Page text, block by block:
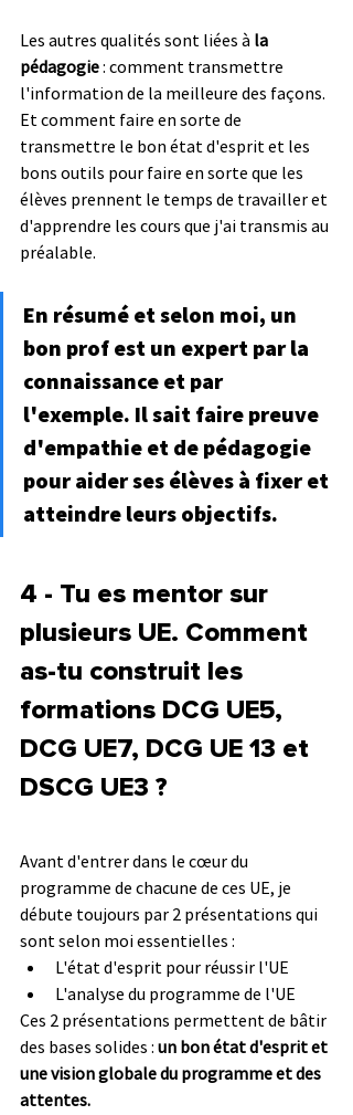
Les autres qualités sont liées à la
pédagogie : comment transmettre
l'information de la meilleure des façons.
Et comment faire en sorte de
transmettre le bon état d'esprit et les
bons outils pour faire en sorte que les
élèves prennent le temps de travailler et
d'apprendre les cours que j'ai transmis au
préalable.
En résumé et selon moi, un
bon prof est un expert par la
connaissance et par
l'exemple. Il sait faire preuve
d'empathie et de pédagogie
pour aider ses élèves à fixer et
atteindre leurs objectifs.
4 - Tu es mentor sur
plusieurs UE. Comment
as-tu construit les
formations DCG UE5,
DCG UE7, DCG UE 13 et
DSCG UE3 ?
Avant d'entrer dans le cœur du
programme de chacune de ces UE, je
débute toujours par 2 présentations qui
sont selon moi essentielles :
L'état d'esprit pour réussir l'UE
L'analyse du programme de l'UE
Ces 2 présentations permettent de bâtir
des bases solides : un bon état d'esprit et
une vision globale du programme et des
attentes.